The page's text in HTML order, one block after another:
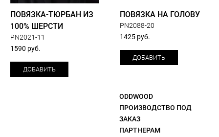
ПОВЯЗКА-ТЮРБАН ИЗ
100% ШЕРСТИ
PN2021-11
1590 руб.
ДОБАВИТЬ
ПОВЯЗКА НА ГОЛОВУ
PN2088-20
1425 руб.
ДОБАВИТЬ
ODDWOOD
ПРОИЗВОДСТВО ПОД
ЗАКАЗ
ПАРТНЕРАМ